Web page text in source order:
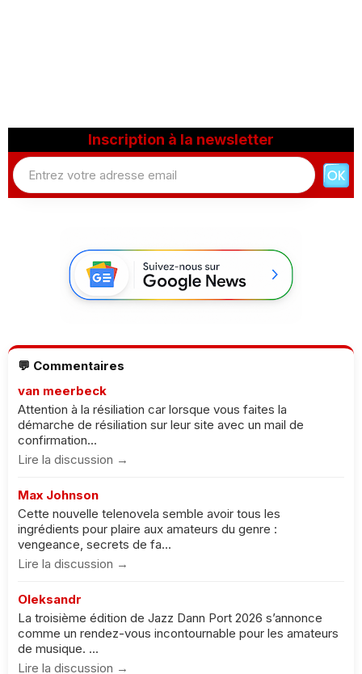
Inscription à la newsletter
💬 Commentaires
van meerbeck
Attention à la résiliation car lorsque vous faites la
démarche de résiliation sur leur site avec un mail de
confirmation...
Lire la discussion →
Max Johnson
Cette nouvelle telenovela semble avoir tous les
ingrédients pour plaire aux amateurs du genre :
vengeance, secrets de fa...
Lire la discussion →
Oleksandr
La troisième édition de Jazz Dann Port 2026 s’annonce
comme un rendez-vous incontournable pour les amateurs
de musique. ...
Lire la discussion →